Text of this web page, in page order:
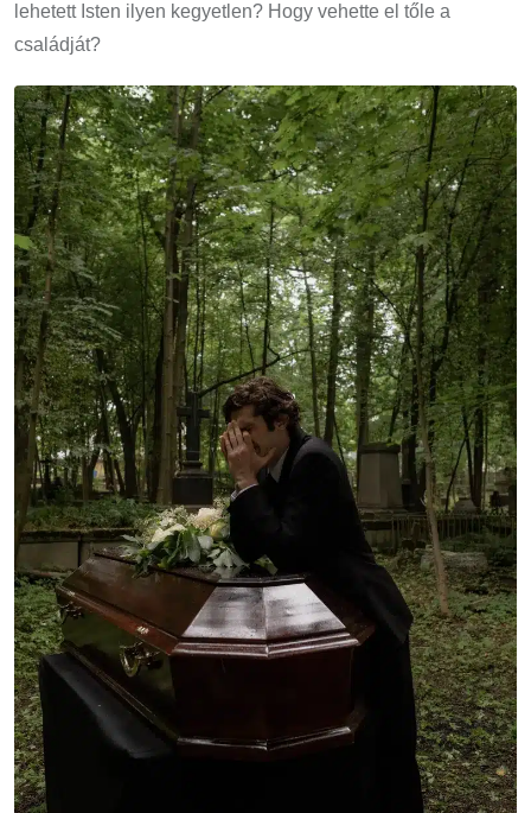
lehetett Isten ilyen kegyetlen? Hogy vehette el tőle a
családját?